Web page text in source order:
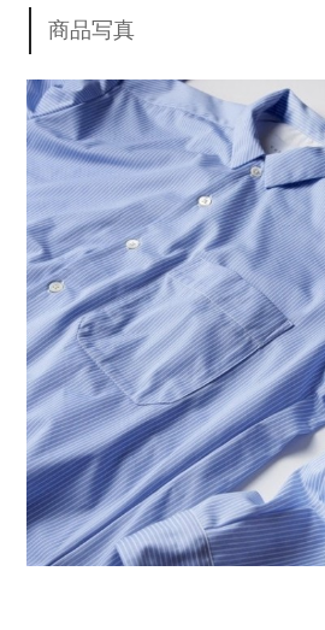
商品写真